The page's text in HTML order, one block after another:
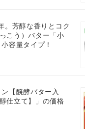
。芳醇な香りとコク
こう）バター「小
容量タイプ！
ン【醗酵バター入
仕立て】」の価格